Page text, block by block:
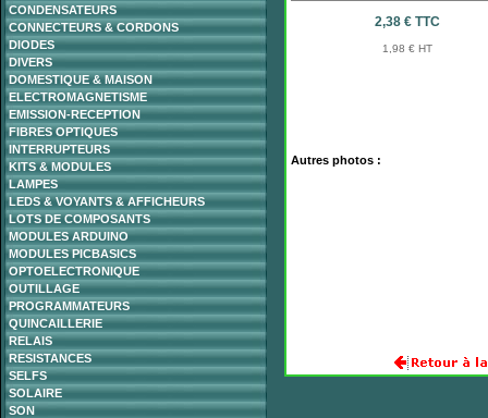
CONDENSATEURS
CONNECTEURS & CORDONS
DIODES
DIVERS
DOMESTIQUE & MAISON
ELECTROMAGNETISME
EMISSION-RECEPTION
FIBRES OPTIQUES
INTERRUPTEURS
KITS & MODULES
LAMPES
LEDS & VOYANTS & AFFICHEURS
LOTS DE COMPOSANTS
MODULES ARDUINO
MODULES PICBASICS
OPTOELECTRONIQUE
OUTILLAGE
PROGRAMMATEURS
QUINCAILLERIE
RELAIS
RESISTANCES
SELFS
SOLAIRE
SON
2,38 € TTC
1,98 € HT
Autres photos :